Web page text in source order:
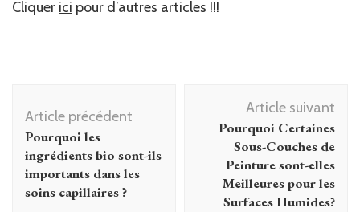
Cliquer ici pour d’autres articles !!!
d'article
Article précédent
Pourquoi les
ingrédients bio sont-ils
importants dans les
soins capillaires ?
Article suivant
Pourquoi Certaines
Sous-Couches de
Peinture sont-elles
Meilleures pour les
Surfaces Humides?